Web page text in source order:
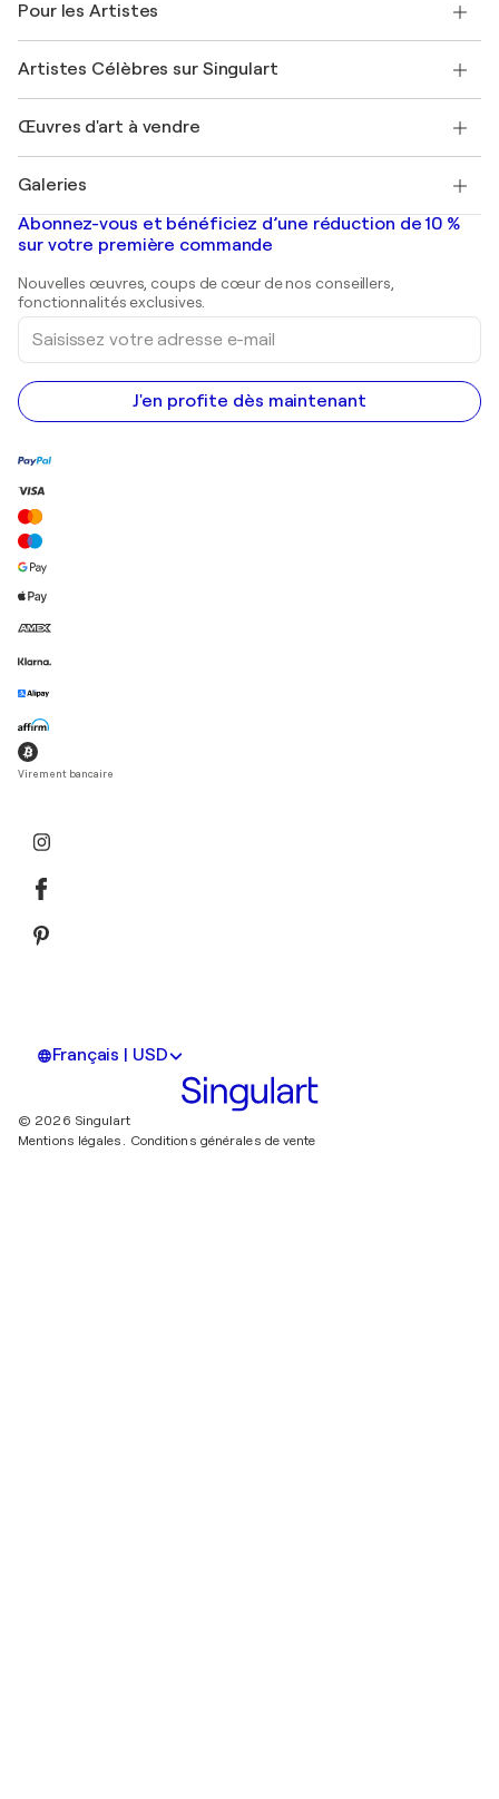
Offrir une carte cadeau
Rejoignez notre programme commercial
Mon compte
+33 1 76 44 06 42
FAQ
Magazine Singulart
Emplois
Découvrez une sélection d'art original
Pour les Artistes
Se connecter en tant qu'Artiste
Artistes Célèbres sur Singulart
Marc Chagall
Banksy
Mr. Brainwash
Shepard Fairey
Œuvres d'art à vendre
Tableaux abstraits à vendre
Peintures de paysage
Estampes
Peintures acryliques
Galeries
Galeries d'art en France
Galeries d'art en Belgique
Abonnez-vous et bénéficiez d’une réduction de 10 %
sur votre première commande
Nouvelles œuvres, coups de cœur de nos conseillers,
fonctionnalités exclusives.
Saisissez
votre
adresse
e-
mail
J'en profite dès maintenant
Virement bancaire
Français | USD
© 2026 Singulart
Mentions légales. Conditions générales de vente